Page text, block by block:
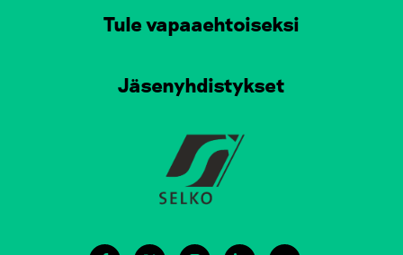
Tule vapaaehtoiseksi
Jäsenyhdistykset